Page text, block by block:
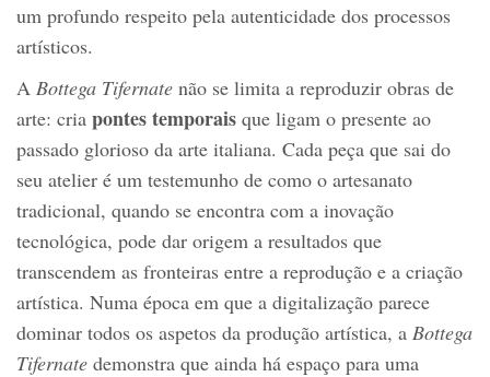
um profundo respeito pela autenticidade dos processos
artísticos.
A Bottega Tifernate não se limita a reproduzir obras de
arte: cria pontes temporais que ligam o presente ao
passado glorioso da arte italiana. Cada peça que sai do
seu atelier é um testemunho de como o artesanato
tradicional, quando se encontra com a inovação
tecnológica, pode dar origem a resultados que
transcendem as fronteiras entre a reprodução e a criação
artística. Numa época em que a digitalização parece
dominar todos os aspetos da produção artística, a Bottega
Tifernate demonstra que ainda há espaço para uma